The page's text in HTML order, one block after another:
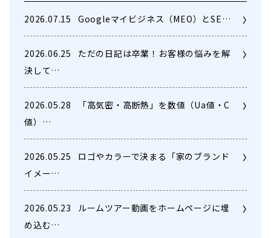
2026.07.15 Googleマイビジネス（MEO）とSE…
2026.06.25
ただの日記は卒業！お客様の悩みを解
決して…
2026.05.28
「高気密・高断熱」を数値（Ua値・C
値）…
2026.05.25
ロゴやカラーで決まる「家のブランド
イメー…
2026.05.23
ルームツアー動画をホームページに埋
め込む…